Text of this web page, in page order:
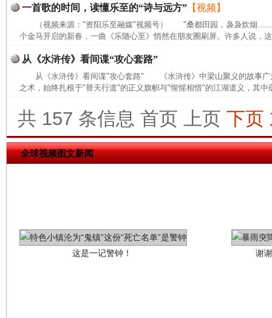
一首歌的时间，读懂乐至的“诗与远方” 【视频】
（视频来源："资阳乐至融媒"视频号） "桑都田园，袅袅炊烟
个金马开启的新春，一曲《乐随心至》悄然在朋友圈刷屏。许多人说，
从《水浒传》看间谍“攻心套路”
从《水浒传》看间谍"攻心套路" 《水浒传》中梁山聚义的故事广
之术，始终扎根于"替天行道"的正义旗帜与"惺惺相惜"的江湖道义，其中
共 157 条信息 首页 上页 下页
全球视频图文新闻
网上购药对药下症？